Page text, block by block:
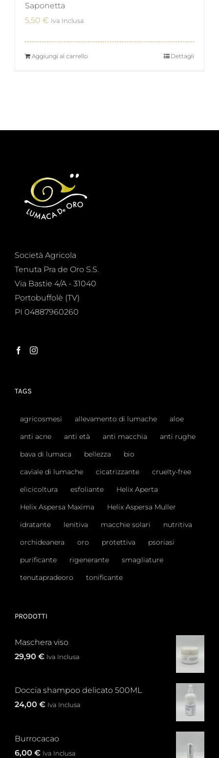
Saponetta
5,50 € Iva Inclusa
Aggiungi al carrello Dettagli
Società Agricola
Tenuta Pra de Oro S.S.
Via Bastie 4/A - 31040
Portobuffolè (TV)
PI 04887960260
TAGS
agricosmesi allevamento di lumache
aloe
anti acne
anti età anti macchia
anti rughe
bava di lumaca
bellezza
bio
caviale di lumache
cicatrizzante
cruelty-free
elicicoltura
esfoliante
Helix Aperta
Helix Aspersa Maxima
Helix Aspersa Muller
idratante
lenitiva macchie solari
nutritiva
orchideanera
oro protettiva
psoriasi
purificante
rigenerante
smagliature
tenutapradeoro
tonificante
PRODOTTI
Maschera viso
29,90 € Iva Inclusa
Doccia shampoo delicato 500ML
24,00 € Iva Inclusa
Burrocacao
6,00 € Iva Inclusa